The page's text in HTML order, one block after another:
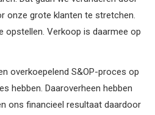
onze grote klanten te stretchen.
opstellen. Verkoop is daarmee op
overkoepelend S&OP-proces op
hebben. Daaroverheen hebben
ons financieel resultaat daardoor